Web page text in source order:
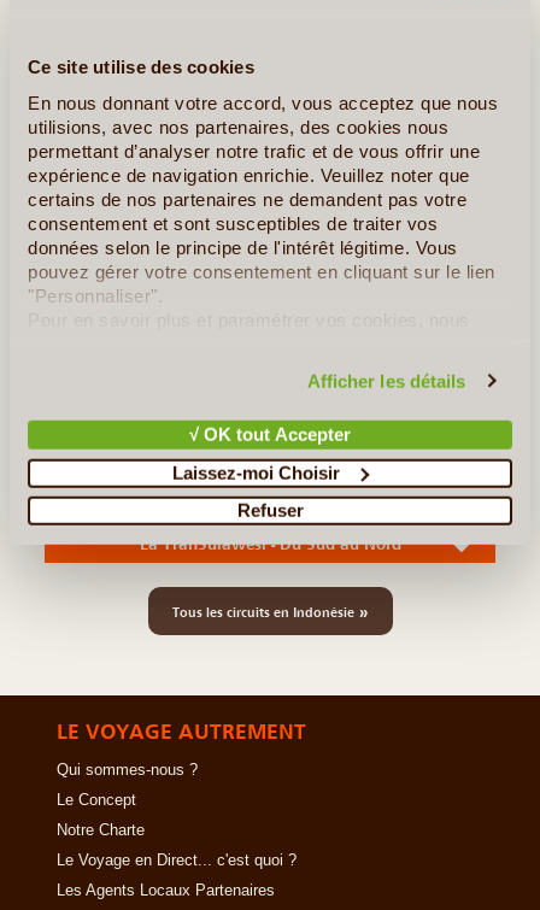
Ce site utilise des cookies
En nous donnant votre accord, vous acceptez que nous
utilisions, avec nos partenaires, des cookies nous
permettant d’analyser notre trafic et de vous offrir une
expérience de navigation enrichie. Veuillez noter que
certains de nos partenaires ne demandent pas votre
consentement et sont susceptibles de traiter vos
données selon le principe de l'intérêt légitime. Vous
pouvez gérer votre consentement en cliquant sur le lien
"Personnaliser".
Pour en savoir plus et paramétrer vos cookies, nous
Afficher les détails
√ OK tout Accepter
Laissez-moi Choisir
Refuser
10J/9N
Vivez une aventure au grand air, en famille ou entre amis, à
travers une croisière exceptionnelle à bord d’un magnifique
voilier en terre préservée et sauvage. Vous partez pour 10 jours
Voyage en Famille à Bali
De Bira à Toraja, la Traversée du Sud de Sulawesi
La TranSulawesi - Du Sud au Nord
Tous les circuits en Indonésie»
LE VOYAGE AUTREMENT
Qui sommes-nous ?
Le Concept
Notre Charte
Le Voyage en Direct... c'est quoi ?
Les Agents Locaux Partenaires